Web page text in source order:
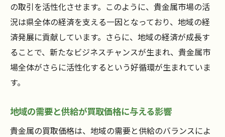
の取引を活性化させます。このように、貴金属市場の活
況は県全体の経済を支える一因となっており、地域の経
済発展に貢献しています。さらに、地域の経済が成長す
ることで、新たなビジネスチャンスが生まれ、貴金属市
場全体がさらに活性化するという好循環が生まれていま
す。
地域の需要と供給が買取価格に与える影響
貴金属の買取価格は、地域の需要と供給のバランスによ